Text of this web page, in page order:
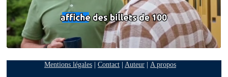
Mentions légales| Contact| Auteur| A propos